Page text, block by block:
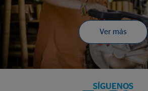
Ver más
SÍGUENOS